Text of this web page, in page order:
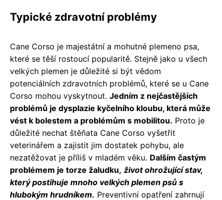
Typické zdravotní problémy
Cane Corso je majestátní a mohutné plemeno psa,
které se těší rostoucí popularitě. Stejně jako u všech
velkých plemen je důležité si být vědom
potenciálních zdravotních problémů, které se u Cane
Corso mohou vyskytnout. Jedním z nejčastějších
problémů je dysplazie kyčelního kloubu, která může
vést k bolestem a problémům s mobilitou. Proto je
důležité nechat štěňata Cane Corso vyšetřit
veterinářem a zajistit jim dostatek pohybu, ale
nezatěžovat je příliš v mladém věku. Dalším častým
problémem je torze žaludku, život ohrožující stav,
který postihuje mnoho velkých plemen psů s
hlubokým hrudníkem. Preventivní opatření zahrnují